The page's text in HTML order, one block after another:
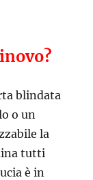
blindata
o un
la
tutti
è in